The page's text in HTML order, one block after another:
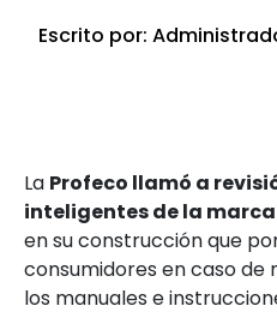
Escrito por:
La Profeco llamó a
inteligentes de la marca
en su construcción que
consumidores en caso de
los manuales e